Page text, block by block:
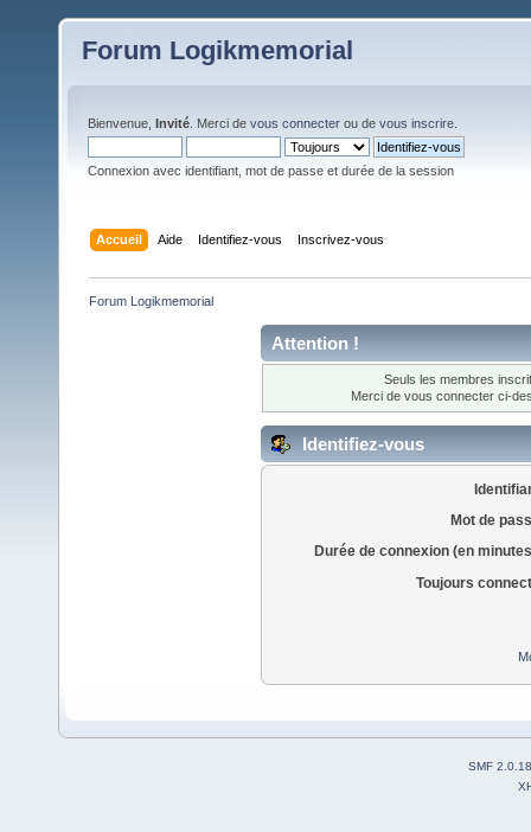
Forum Logikmemorial
Bienvenue, Invité . Merci de vous connecter ou de vous inscrire
Connexion avec identifiant, mot de passe et durée de la session
Accueil Aide Identifiez-vous Inscrivez-vous
Forum Logikmemorial
Attention !
Seuls les membres
Merci de vous connecter ci-
Identifiez-vous
Mot de
Durée de connexion (en
Toujours
SMF 2.0.18